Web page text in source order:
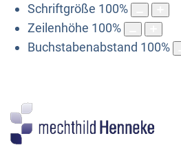
Schriftgröße 100%
Zeilenhöhe 100%
Buchstabenabstand 100%